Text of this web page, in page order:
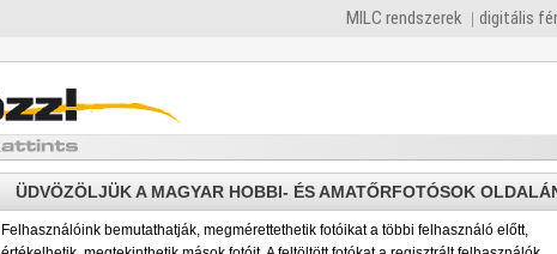
MILC rendszerek digitális
ÜDVÖZÖLJÜK A MAGYAR HOBBI- ÉS AMATŐRFOTÓSOK
Felhasználóink bemutathatják, megmérettethetik fotóikat a többi felhasználó előtt,